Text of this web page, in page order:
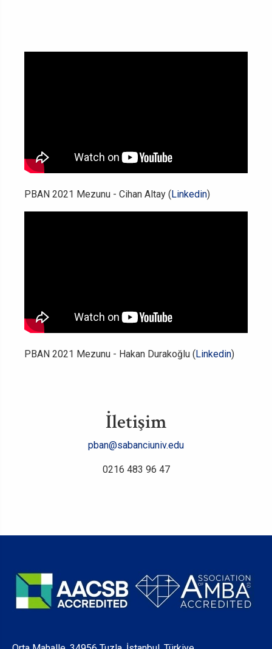
PBAN 2021 Mezunu - Cihan Altay (Linkedin)
PBAN 2021 Mezunu - Hakan Durakoğlu (Linkedin)
İletişim
pban@sabanciuniv.edu
0216 483 96 47